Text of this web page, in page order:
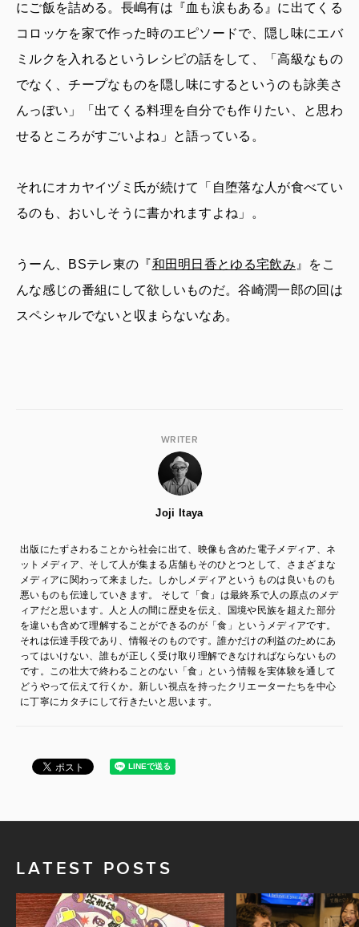
にご飯を詰める。長嶋有は『血も涙もある』に出てくる
コロッケを家で作った時のエピソードで、隠し味にエバ
ミルクを入れるというレシピの話をして、「高級なもの
でなく、チープなものを隠し味にするというのも詠美さ
んっぽい」「出てくる料理を自分でも作りたい、と思わ
せるところがすごいよね」と語っている。
それにオカヤイヅミ氏が続けて「自堕落な人が食べてい
るのも、おいしそうに書かれますよね」。
うーん、BSテレ東の『和田明日香とゆる宅飲み 』をこ
んな感じの番組にして欲しいものだ。谷崎潤一郎の回は
スペシャルでないと収まらないなあ。
WRITER
Joji Itaya
出版にたずさわることから社会に出て、映像も含めた電子メディア、ネ
ットメディア、そして人が集まる店舗もそのひとつとして、さまざまな
メディアに関わって来ました。しかしメディアというものは良いものも
悪いものも伝達していきます。 そして「食」は最終系で人の原点のメデ
ィアだと思います。人と人の間に歴史を伝え、国境や民族を超えた部分
を違いも含めて理解することができるのが「食」というメディアです。
それは伝達手段であり、情報そのものです。誰かだけの利益のためにあ
ってはいけない、誰もが正しく受け取り理解できなければならないもの
です。この壮大で終わることのない「食」という情報を実体験を通して
どうやって伝えて行くか。新しい視点を持ったクリエーターたちを中心
に丁寧にカタチにして行きたいと思います。
LATEST POSTS